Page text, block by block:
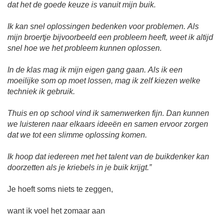
dat het de goede keuze is vanuit mijn buik.
Ik kan snel oplossingen bedenken voor problemen. Als
mijn broertje bijvoorbeeld een probleem heeft, weet ik altijd
snel hoe we het probleem kunnen oplossen.
In de klas mag ik mijn eigen gang gaan. Als ik een
moeilijke som op moet lossen, mag ik zelf kiezen welke
techniek ik gebruik.
Thuis en op school vind ik samenwerken fijn. Dan kunnen
we luisteren naar elkaars ideeën en samen ervoor zorgen
dat we tot een slimme oplossing komen.
Ik hoop dat iedereen met het talent van de buikdenker kan
doorzetten als je kriebels in je buik krijgt.”
Je hoeft soms niets te zeggen,
want ik voel het zomaar aan